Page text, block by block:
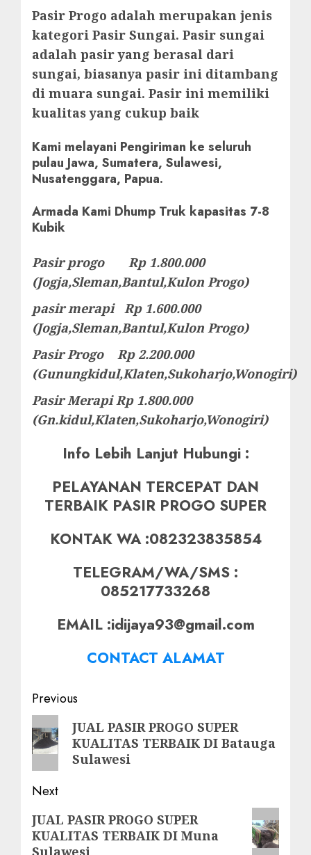
Pasir Progo adalah merupakan jenis
kategori Pasir Sungai. Pasir sungai
adalah pasir yang berasal dari
sungai, biasanya pasir ini ditambang
di muara sungai. Pasir ini memiliki
kualitas yang cukup baik
Kami melayani Pengiriman ke seluruh
pulau Jawa, Sumatera, Sulawesi,
Nusatenggara, Papua.
Armada Kami Dhump Truk kapasitas 7-8
Kubik
Pasir progo Rp 1.800.000
(Jogja,Sleman,Bantul,Kulon Progo)
pasir merapi Rp 1.600.000
(Jogja,Sleman,Bantul,Kulon Progo)
Pasir Progo Rp 2.200.000
(Gunungkidul,Klaten,Sukoharjo,Wonogiri)
Pasir Merapi Rp 1.800.000
(Gn.kidul,Klaten,Sukoharjo,Wonogiri)
Info Lebih Lanjut Hubungi :
PELAYANAN TERCEPAT DAN
TERBAIK PASIR PROGO SUPER
KONTAK WA :082323835854
TELEGRAM/WA/SMS :
085217733268
EMAIL :idijaya93@gmail.com
CONTACT ALAMAT
Post
navigation
Previous
Previous
post:
JUAL PASIR PROGO SUPER
KUALITAS TERBAIK DI Batauga
Sulawesi
Next
Next
post:
JUAL PASIR PROGO SUPER
KUALITAS TERBAIK DI Muna
Sulawesi